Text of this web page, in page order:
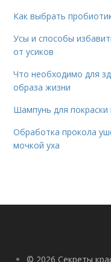
Как выбрать
Усы и способы
от усиков
Что необходимо для
образа жизни
Шампунь для покраски
Обработка прокола
мочкой уха
© 2026 Секреты